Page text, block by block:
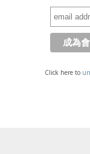
Click here to